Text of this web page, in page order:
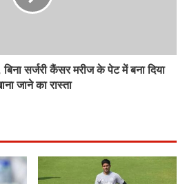
सर्जरी कैंसर मरीज के पेट में बना दिया
जाने का रास्‍ता